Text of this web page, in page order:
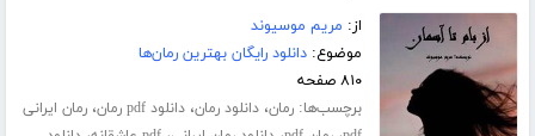
از: مریم موسیوند
موضوع:دانلود رایگان بهترین رمان‌ها
۸۱۰ صفحه
برچسب‌ها:رمان،دانلود رمان،دانلود pdf رمان ،رمان ایرانی